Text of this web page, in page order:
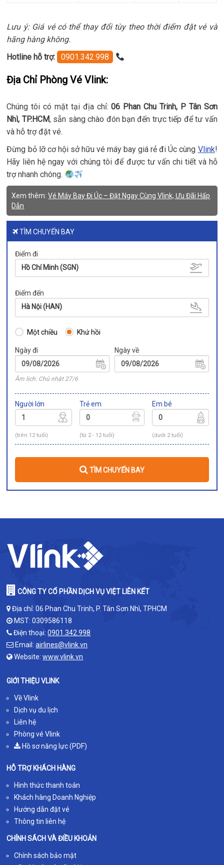
Lưu ý: Giá vé có thể thay đổi tùy theo thời điểm đặt vé và
hãng hàng không.
Hotline hỗ trợ:
0901.342.998
Địa Chỉ Phòng Vé Vlink:
Chúng tôi có mặt tại địa chỉ:06 Phan Chu Trinh, P Tân Sơn
Nhì, TP.HCM, sẵn sàng chào đón bạn đến trực tiếp để tư vấn
và hỗ trợ đặt vé.
Đừng bỏ lỡ cơ hội sở hữu vé máy bay giá rẻ đi Úc cùng Vlink!
Hãy liên hệ ngay với chúng tôi để được tư vấn chi tiết và hỗ
trợ nhanh chóng.
Xem thêm:Vé Máy Bay Đi Úc – Đặt Ngay Cùng Vlink, Ưu Đãi Hấp
Dẫn
TÌM CHUYẾN BAY
Điểm đi
Hồ Chí Minh (SGN)
Điểm đến
Hà Nội (HAN)
Một chiều Khứ hồi
Ngày đi
Âm lịch: Chủ nhật 27/6
Ngày về
Người lớn
(trên 12 tuổi)
Trẻ em
(từ 2 - 12 tuổi)
Em bé
(dưới 2 tuổi)
TÌM CHUYẾN BAY
CÔNG TY CỔ PHẦN DỊCH VỤ VIỆT LIÊN KẾT
Địa chỉ: 06 Phan Chu Trinh, P. Tân Sơn Nhì, TPHCM
MST: 0309586118
Điện thoại:0901.342.998
Email:airlines@vlink.vn
Website:www.vlink.vn
GIỚI THIỆU VLINK
Về Vlink
Dịch vụ du lịch
Liên hệ
Phòng vé Vlink
Hồ sơ năng lực (PDF)
HỖ TRỢ KHÁCH HÀNG
Hình thức thanh toán
Khách hàng Doanh Nghiệp
Hướng dẫn đặt vé
Thông tin liên hệ
CHÍNH SÁCH VÀ ĐIỀU KHOẢN
Chính sách bảo mật